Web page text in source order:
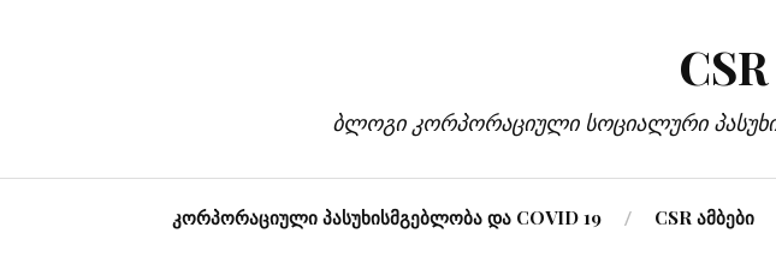
ბლოგი კორპორაციული სოციალური
კორპორაციული პასუხისმგებლობა და COVID 19 CSR ამბები